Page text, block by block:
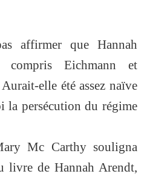
affirmer que Hannah
compris Eichmann et
elle été assez naïve
la persécution du régime
Mc Carthy souligna
livre de Hannah Arendt,